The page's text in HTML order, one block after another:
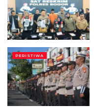
PERISTIWA